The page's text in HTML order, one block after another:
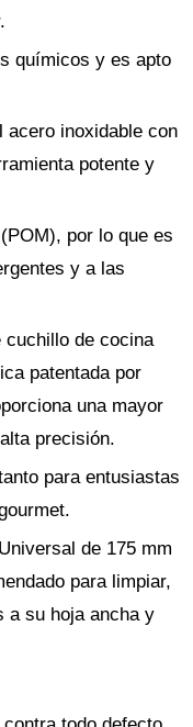
químicos y es apto
acero inoxidable con
potente y
por lo que es
y a las
cuchillo de cocina
patentada por
una mayor
precisión.
para entusiastas
de 175 mm
para limpiar,
a su hoja ancha y